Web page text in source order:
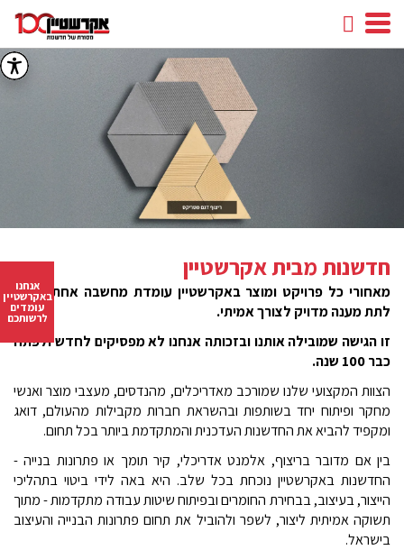
חיפוש
facebook
youtube
instagram
חדשנות מבית אקרשטיין
מאחורי כל פרויקט ומוצר באקרשטיין עומדת מחשבה אחת, כיצד
לתת מענה מדויק לצורך אמיתי.
זו הגישה שמובילה אותנו ובזכותה אנחנו לא מפסיקים לחדש ולפתח
כבר 100 שנה.
הצוות המקצועי שלנו שמורכב מאדריכלים, מהנדסים, מעצבי מוצר ואנשי
מחקר ופיתוח יחד בשותפות ובהשראת חברות מקבילות מהעולם, דואג
ומקפיד להביא את החדשנות העדכנית והמתקדמת ביותר בכל תחום.
בין אם מדובר בריצוף, אלמנט אדריכלי, קיר תומך או פתרונות בנייה -
החדשנות באקרשטיין נוכחת בכל שלב. היא באה לידי ביטוי בתהליכי
הייצור, בעיצוב, בבחירת החומרים ובפיתוח שיטות עבודה מתקדמות - מתוך
תשוקה אמיתית ליצור, לשפר ולהוביל את תחום פתרונות הבנייה והעיצוב
בישראל.
אנחנו
באקרשטיין
עומדים
לרשותכם